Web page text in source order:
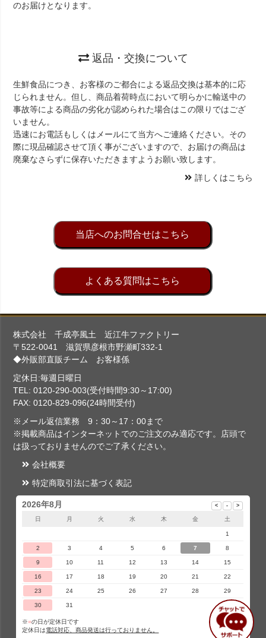
のお届けとなります。
返品・交換について
生鮮食品につき、お客様のご都合による返品交換は基本的に応
じられません。但し、商品着荷時点において明らかに輸送中の
事故等による商品の劣化が認められた場合はこの限りではござ
いません。
迅速にお電話もしくはメールにて当方へご連絡ください。その
際に現品確認させて頂く事がございますので、お届けの商品は
廃棄なさらずに保存いただきますようお願い致します。
詳しくはこちら
当店へのお問合せはこちら
よくある質問はこちら
株式会社 千成亭風土 近江牛ファクトリー
〒522-0041 滋賀県彦根市野瀬町332-1
◆外販部直販チーム お客様係
定休日:毎週日曜日
TEL: 0120-290-003(受付時間9:30～17:00)
FAX: 0120-829-096(24時間受付)
※メール返信業務 9：30～17：00まで
※掲載商品はインターネットでのご注文のみ適応です。店頭で
は扱っておりませんのでご了承ください。
会社概要
特定商取引法に基づく表記
2026年8月
日 月 火 水 木 金 土
1
2 3 4 5 6 7 8
9 10 11 12 13 14 15
16 17 18 19 20 21 22
23 24 25 26 27 28 29
30 31
※■の日が定休日です
定休日は電話対応、商品発送は行っておりません。